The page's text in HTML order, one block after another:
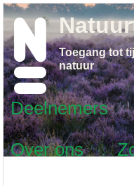
Deelnemers
Over ons
Toegang tot
natuur